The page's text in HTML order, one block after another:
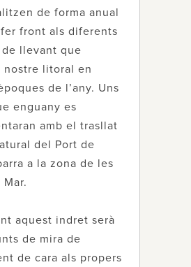
de forma anual
front als diferents
llevant que
nostre litoral en
de l’any. Uns
enguany es
amb el trasllat
del Port de
a la zona de les
Mar.
aquest indret serà
de mira de
de cara als propers